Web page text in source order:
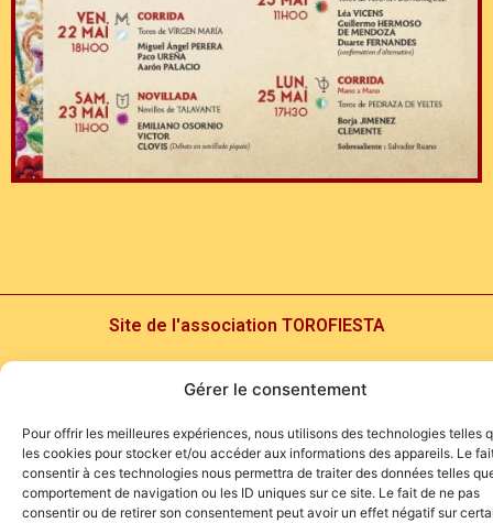
Gérer le consentement
Pour offrir les meilleures expériences, nous utilisons des technologies telles
les cookies pour stocker et/ou accéder aux informations des appareils. Le
consentir à ces technologies nous permettra de traiter des données telles
comportement de navigation ou les ID uniques sur ce site. Le fait de ne pas
consentir ou de retirer son consentement peut avoir un effet négatif sur
Site de l'association TOROFIESTA